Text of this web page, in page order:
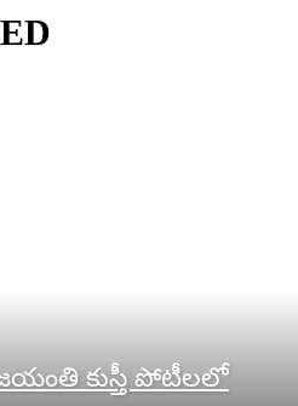
కుస్తీ పోటీలలో